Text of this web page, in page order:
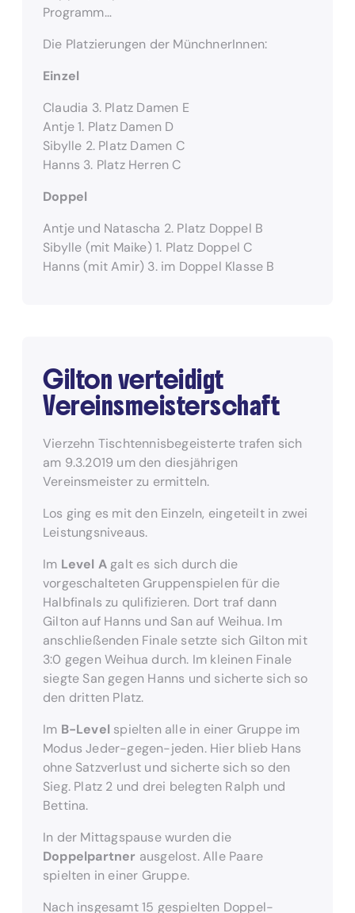
Programm…
Die Platzierungen der MünchnerInnen:
Einzel
Claudia 3. Platz Damen E
Antje 1. Platz Damen D
Sibylle 2. Platz Damen C
Hanns 3. Platz Herren C
Doppel
Antje und Natascha 2. Platz Doppel B
Sibylle (mit Maike) 1. Platz Doppel C
Hanns (mit Amir) 3. im Doppel Klasse B
Gilton verteidigt
Vereinsmeisterschaft
Vierzehn Tischtennisbegeisterte trafen sich
am 9.3.2019 um den diesjährigen
Vereinsmeister zu ermitteln.
Los ging es mit den Einzeln, eingeteilt in zwei
Leistungsniveaus.
Im Level A galt es sich durch die
vorgeschalteten Gruppenspielen für die
Halbfinals zu qulifizieren. Dort traf dann
Gilton auf Hanns und San auf Weihua. Im
anschließenden Finale setzte sich Gilton mit
3:0 gegen Weihua durch. Im kleinen Finale
siegte San gegen Hanns und sicherte sich so
den dritten Platz.
Im B-Level spielten alle in einer Gruppe im
Modus Jeder-gegen-jeden. Hier blieb Hans
ohne Satzverlust und sicherte sich so den
Sieg. Platz 2 und drei belegten Ralph und
Bettina.
In der Mittagspause wurden die
Doppelpartner ausgelost. Alle Paare
spielten in einer Gruppe.
Nach insgesamt 15 gespielten Doppel-